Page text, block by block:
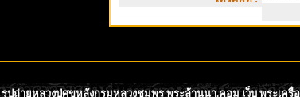
รูปถ่ายหลวงปู่ศุขหลังกรมหลวงชุมพร พระล้านนา.คอม เว็บ พระเค